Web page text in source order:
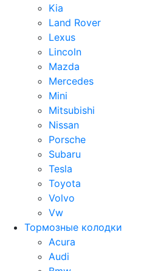
Kia
Land Rover
Lexus
Lincoln
Mazda
Mercedes
Mini
Mitsubishi
Nissan
Porsche
Subaru
Tesla
Toyota
Volvo
Vw
Тормозные колодки
Acura
Audi